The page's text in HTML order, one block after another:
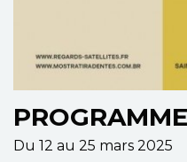
Du 12 au 25 mars 2025